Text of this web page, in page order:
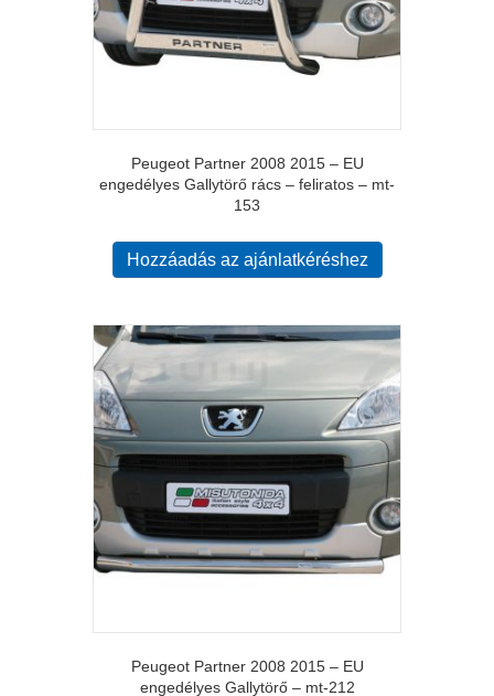
Peugeot Partner 2008 2015 – EU
engedélyes Gallytörő rács – feliratos – mt-
153
Hozzáadás az ajánlatkéréshez
Peugeot Partner 2008 2015 – EU
engedélyes Gallytörő – mt-212